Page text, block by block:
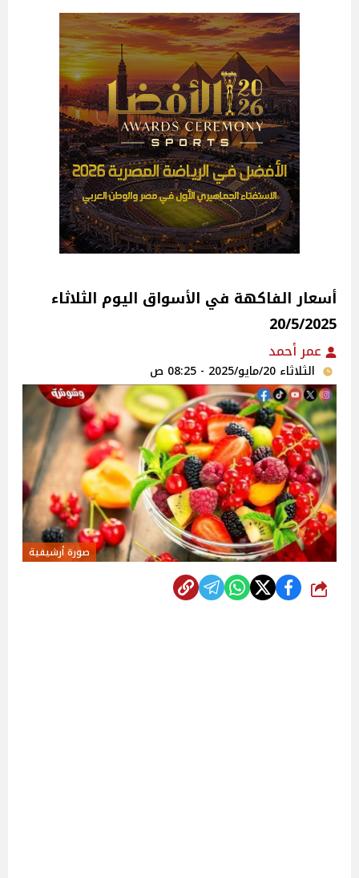
أسعار الفاكهة في الأسواق‎‎ اليوم الثلاثاء
20/5/2025
عمر أحمد
الثلاثاء 20/مايو/2025 - 08:25 ص
صورة أرشيفية
شارك